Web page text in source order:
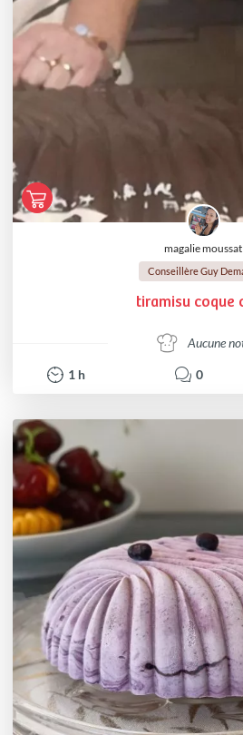
magalie moussat
Conseillère Guy
tiramisu coque
Aucune
1 h 0